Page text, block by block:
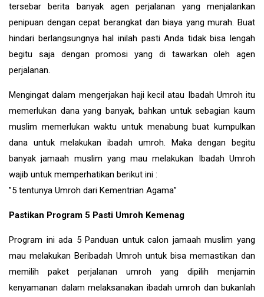
tersebar berita banyak agen perjalanan yang menjalankan
penipuan dengan cepat berangkat dan biaya yang murah. Buat
hindari berlangsungnya hal inilah pasti Anda tidak bisa lengah
begitu saja dengan promosi yang di tawarkan oleh agen
perjalanan.
Mengingat dalam mengerjakan haji kecil atau Ibadah Umroh itu
memerlukan dana yang banyak, bahkan untuk sebagian kaum
muslim memerlukan waktu untuk menabung buat kumpulkan
dana untuk melakukan ibadah umroh. Maka dengan begitu
banyak jamaah muslim yang mau melakukan Ibadah Umroh
wajib untuk memperhatikan berikut ini :
”5 tentunya Umroh dari Kementrian Agama”
Pastikan Program 5 Pasti Umroh Kemenag
Program ini ada 5 Panduan untuk calon jamaah muslim yang
mau melakukan Beribadah Umroh untuk bisa memastikan dan
memilih paket perjalanan umroh yang dipilih menjamin
kenyamanan dalam melaksanakan ibadah umroh dan bukanlah